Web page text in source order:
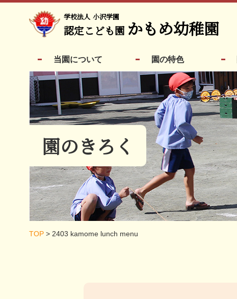
学校法人 小沢学園
認定こども園 かもめ幼稚園
当園について 園の特色
園のきろく
TOP > 2403 kamome lunch menu